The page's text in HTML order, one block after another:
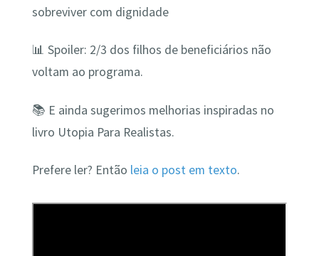
sobreviver com dignidade
📊 Spoiler: 2/3 dos filhos de beneficiários não
voltam ao programa.
📚 E ainda sugerimos melhorias inspiradas no
livro Utopia Para Realistas.
Prefere ler? Então leia o post em texto.